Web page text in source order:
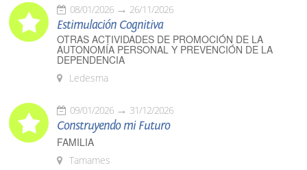
08/01/2026 26/11/2026
Estimulación Cognitiva
OTRAS ACTIVIDADES DE PROMOCIÓN DE LA
AUTONOMÍA PERSONAL Y PREVENCIÓN DE LA
DEPENDENCIA
Ledesma
09/01/2026 31/12/2026
Construyendo mi Futuro
FAMILIA
Tamames